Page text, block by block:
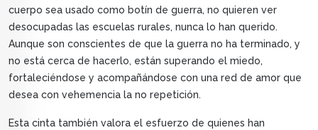
cuerpo sea usado como botín de guerra, no quieren ver
desocupadas las escuelas rurales, nunca lo han querido.
Aunque son conscientes de que la guerra no ha terminado, y
no está cerca de hacerlo, están superando el miedo,
fortaleciéndose y acompañándose con una red de amor que
desea con vehemencia la no repetición.
Esta cinta también valora el esfuerzo de quienes han